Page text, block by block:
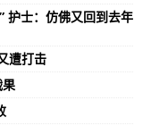
护士：仿佛又回到去年
遭打击
果